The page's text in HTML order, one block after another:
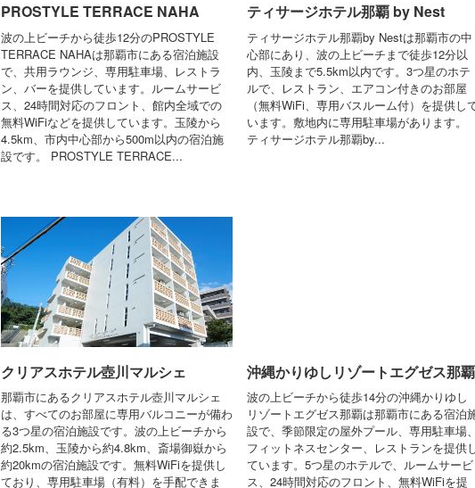
PROSTYLE TERRACE NAHA
波の上ビーチから徒歩12分のPROSTYLE
TERRACE NAHAは那覇市にある宿泊施設
で、共用ラウンジ、専用駐車場、レストラ
ン、バーを提供しています。ルームサービ
ス、24時間対応のフロント、館内全域での
無料WiFiなどを提供しています。玉陵から
4.5km、市内中心部から500m以内の宿泊施
設です。 PROSTYLE TERRACE...
ティサージホテル那覇 by Nest
ティサージホテル那覇by Nestは那覇市の中
心部にあり、波の上ビーチまで徒歩12分以
内、玉陵まで5.5km以内です。3つ星のホテ
ルで、レストラン、エアコン付きのお部屋
（無料WiFi、専用バスルーム付）を提供し
います。敷地内に専用駐車場があります。
ティサージホテル那覇by...
クリアスホテル壺川マルシェ
那覇市にあるクリアスホテル壺川マルシェ
は、すべてのお部屋に専用バルコニーが備わ
る3つ星の宿泊施設です。波の上ビーチから
約2.5km、玉陵から約4.8km、斎場御嶽から
約20kmの宿泊施設です。無料WiFiを提供し
ており、専用駐車場（有料）を手配できま
沖縄かりゆしリゾートエグゼス那覇
波の上ビーチから徒歩14分の沖縄かりゆし
リゾートエグゼス那覇は那覇市にある宿泊
設で、季節限定の屋外プール、専用駐車場、
フィットネスセンター、レストランを提供
ています。5つ星のホテルで、ルームサービ
ス、24時間対応のフロント、無料WiFiを提